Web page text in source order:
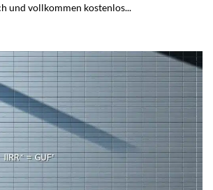
und vollkommen kostenlos...